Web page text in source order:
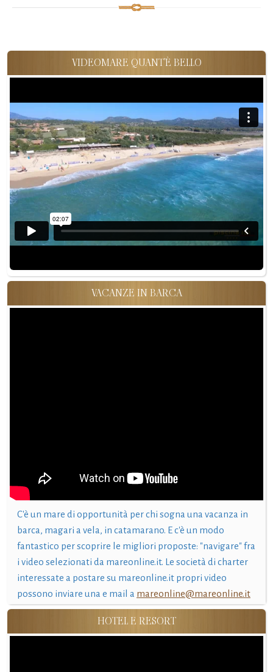
VIDEOMARE QUANT'È BELLO
VACANZE IN BARCA
C'è un mare di opportunità per chi sogna una vacanza in
barca, magari a vela, in catamarano. E c'è un modo
fantastico per scoprire le migliori proposte: "navigare" fra
i video selezionati da mareonline.it. Le società di charter
interessate a postare su mareonline.it propri video
possono inviare una e mail a mareonline@mareonline.it
HOTEL E RESORT